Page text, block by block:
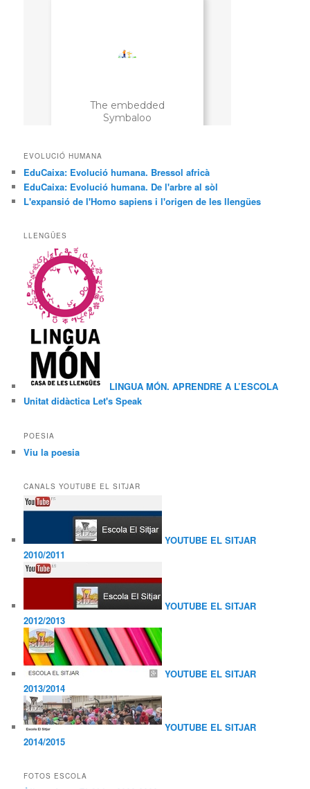
EVOLUCIÓ HUMANA
EduCaixa: Evolució humana. Bressol africà
EduCaixa: Evolució humana. De l'arbre al sòl
L'expansió de l'Homo sapiens i l'origen de les llengües
LLENGÜES
LINGUA MÓN. APRENDRE A L’ESCOLA
Unitat didàctica Let's Speak
POESIA
Viu la poesia
CANALS YOUTUBE EL SITJAR
YOUTUBE EL SITJAR
2010/2011
YOUTUBE EL SITJAR
2012/2013
YOUTUBE EL SITJAR
2013/2014
YOUTUBE EL SITJAR
2014/2015
FOTOS ESCOLA